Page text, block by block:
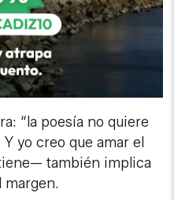
“la poesía no quiere
yo creo que amar el
también implica
margen.